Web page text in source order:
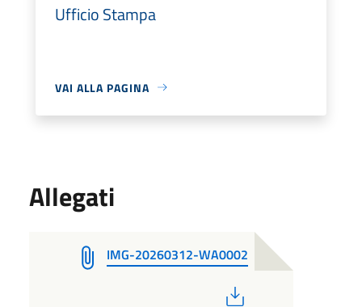
Ufficio Stampa
VAI ALLA PAGINA
Allegati
IMG-20260312-WA0002